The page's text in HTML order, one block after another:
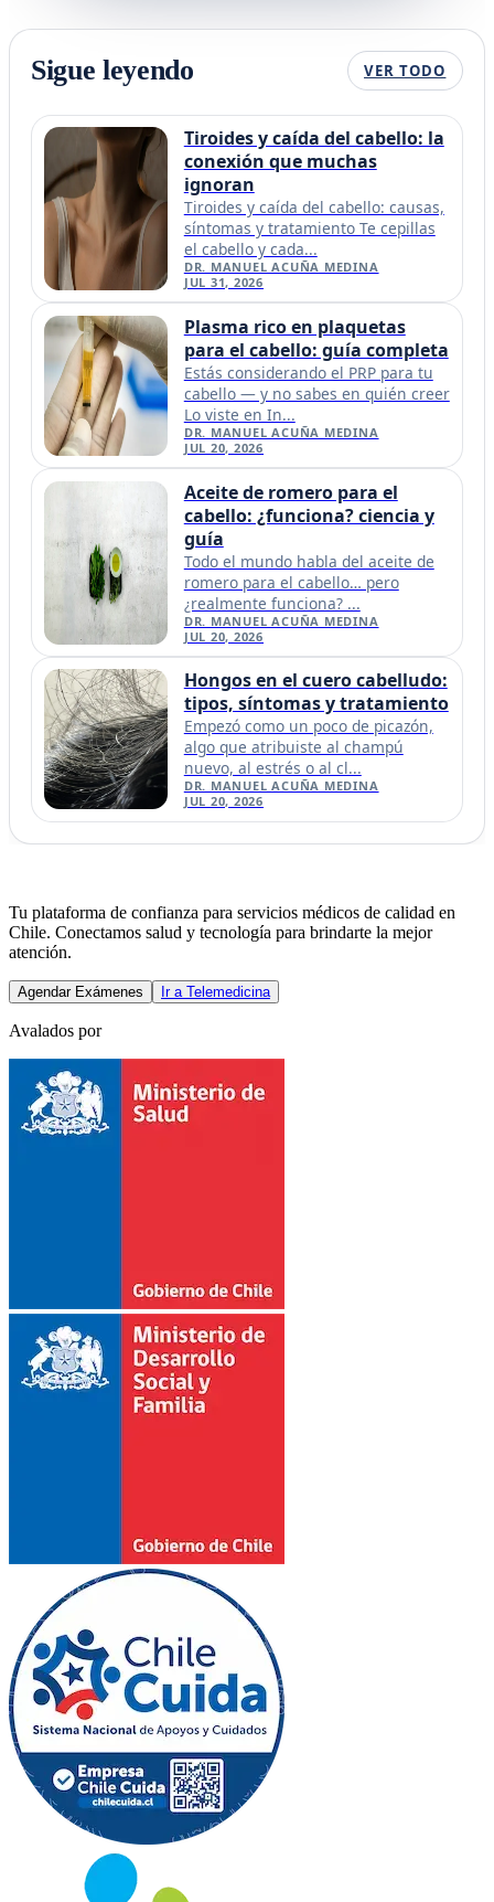
Sigue leyendo VER TODO
Tiroides y caída del cabello: la
conexión que muchas
ignoran
Tiroides y caída del cabello: causas,
síntomas y tratamiento Te cepillas
el cabello y cada...
DR. MANUEL ACUÑA MEDINA
JUL 31, 2026
Plasma rico en plaquetas
para el cabello: guía completa
Estás considerando el PRP para tu
cabello — y no sabes en quién creer
Lo viste en In...
DR. MANUEL ACUÑA MEDINA
JUL 20, 2026
Aceite de romero para el
cabello: ¿funciona? ciencia y
guía
Todo el mundo habla del aceite de
romero para el cabello… pero
¿realmente funciona? ...
DR. MANUEL ACUÑA MEDINA
JUL 20, 2026
Hongos en el cuero cabelludo:
tipos, síntomas y tratamiento
Empezó como un poco de picazón,
algo que atribuiste al champú
nuevo, al estrés o al cl...
DR. MANUEL ACUÑA MEDINA
JUL 20, 2026
Tu plataforma de confianza para servicios médicos de calidad en
Chile. Conectamos salud y tecnología para brindarte la mejor
atención.
Agendar Exámenes Ir a Telemedicina
Avalados por